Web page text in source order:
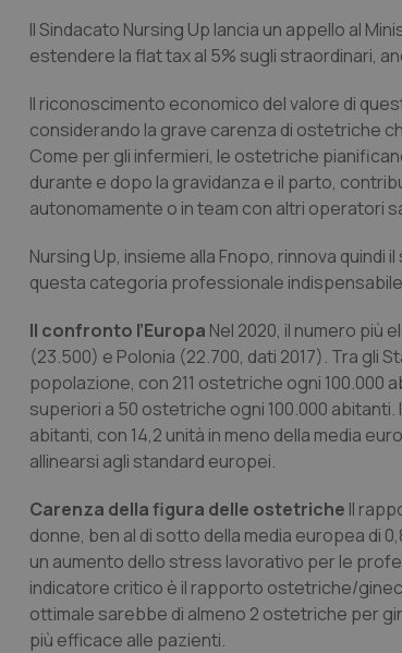
Il Sindacato Nursing Up lancia un appello al
estendere la flat tax al 5% sugli straordinari,
Il riconoscimento economico del valore di
considerando la grave carenza di ostetriche
Come per gli infermieri, le ostetriche
durante e dopo la gravidanza e il parto,
autonomamente o in team con altri operatori
Nursing Up, insieme alla Fnopo, rinnova
questa categoria professionale
Il confronto l’Europa Nel 2020, il numero più
(23.500) e Polonia (22.700, dati 2017). Tra gli
popolazione, con 211 ostetriche ogni 100.000
superiori a 50 ostetriche ogni 100.000
abitanti, con 14,2 unità in meno della media
allinearsi agli standard europei.
Carenza della figura delle ostetriche Il
donne, ben al di sotto della media europea di
un aumento dello stress lavorativo per le
indicatore critico è il rapporto ostetriche/
ottimale sarebbe di almeno 2 ostetriche per
più efficace alle pazienti.